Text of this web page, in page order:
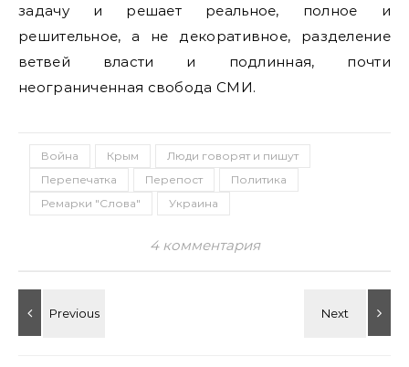
задачу и решает реальное, полное и
решительное, а не декоративное, разделение
ветвей власти и подлинная, почти
неограниченная свобода СМИ.
Война Крым
Люди говорят и пишут
Перепечатка
Перепост
Политика
Ремарки "Слова"
Украина
4 комментария